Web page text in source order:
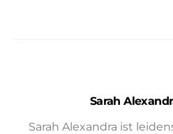
Sarah
Sarah Alexandra ist